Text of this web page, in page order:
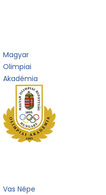
Magyar
Olimpiai
Akadémia
Vas Népe